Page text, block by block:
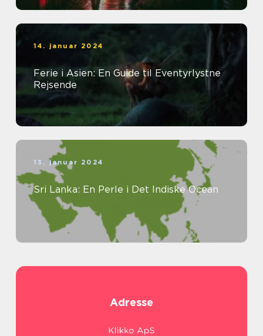
14. januar 2024
Ferie i Asien: En Guide til Eventyrlystne
Rejsende
13. januar 2024
Sri Lanka: En Perle i Det Indiske Ocean
Adresse